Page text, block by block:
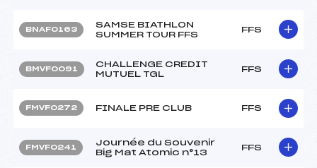
BNAF0163
SAMSE BIATHLON
SUMMER TOUR FFS
FFS
BMVF0091
CHALLENGE CREDIT
MUTUEL TGL
FFS
FMVF0272 FINALE PRE CLUB FFS
FMVF0241
Journée du Souvenir
Big Mat Atomic n°13
FFS